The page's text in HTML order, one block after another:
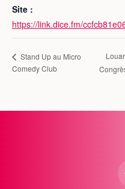
Site :
https://link.dice.fm/
Stand Up au Micro
Comedy Club